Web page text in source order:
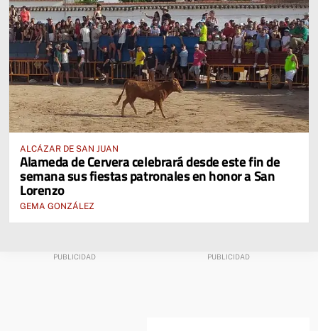
ALCÁZAR DE SAN JUAN
Alameda de Cervera celebrará desde este fin de
semana sus fiestas patronales en honor a San
Lorenzo
GEMA GONZÁLEZ